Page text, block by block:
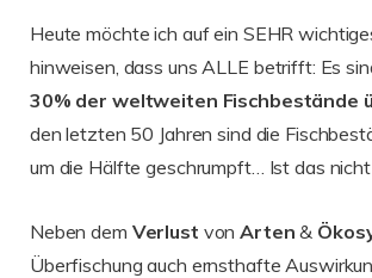
Heute möchte ich auf ein SEHR
hinweisen, dass uns ALLE betrifft: Es
30% der weltweiten Fischbestände
den letzten 50 Jahren sind die
um die Hälfte geschrumpft… Ist das
Neben dem Verlust vonArten &
Überfischung auch ernsthafte